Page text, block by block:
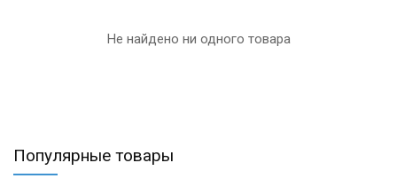
Не найдено ни одного товара
Популярные товары